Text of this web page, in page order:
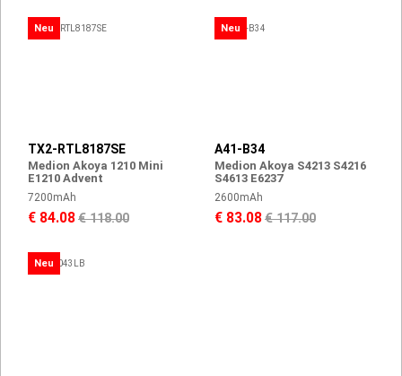
Neu
TX2-RTL8187SE
Medion Akoya 1210 Mini
E1210 Advent
7200mAh
€ 84.08€ 118.00
Neu
A41-B34
Medion Akoya S4213 S4216
S4613 E6237
2600mAh
€ 83.08€ 117.00
Neu